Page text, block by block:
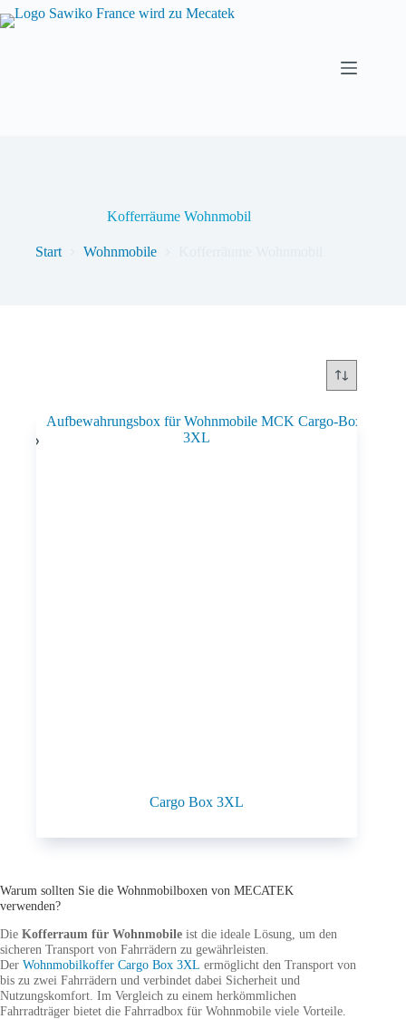
Kofferräume Wohnmobil
Start Wohnmobile
Cargo Box 3XL
Warum sollten Sie die Wohnmobilboxen von MECATEK
verwenden?
Die Kofferraum für Wohnmobile ist die ideale Lösung, um den
sicheren Transport von Fahrrädern zu gewährleisten.
Der Wohnmobilkoffer Cargo Box 3XL ermöglicht den Transport von
bis zu zwei Fahrrädern und verbindet dabei Sicherheit und
Nutzungskomfort. Im Vergleich zu einem herkömmlichen
Fahrradträger bietet die Fahrradbox für Wohnmobile viele Vorteile.